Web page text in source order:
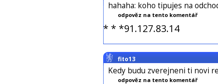
hahaha: koho tipujes na
odpověz na tento komentář
* * *91.127.83.14
fito13
Kedy budu zverejneni ti novi
odpověz na tento komentář